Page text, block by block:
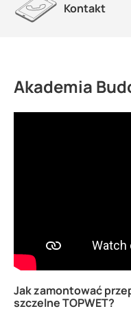
Kontakt
Akademia
Jak zamontować
szczelne TOPWET?